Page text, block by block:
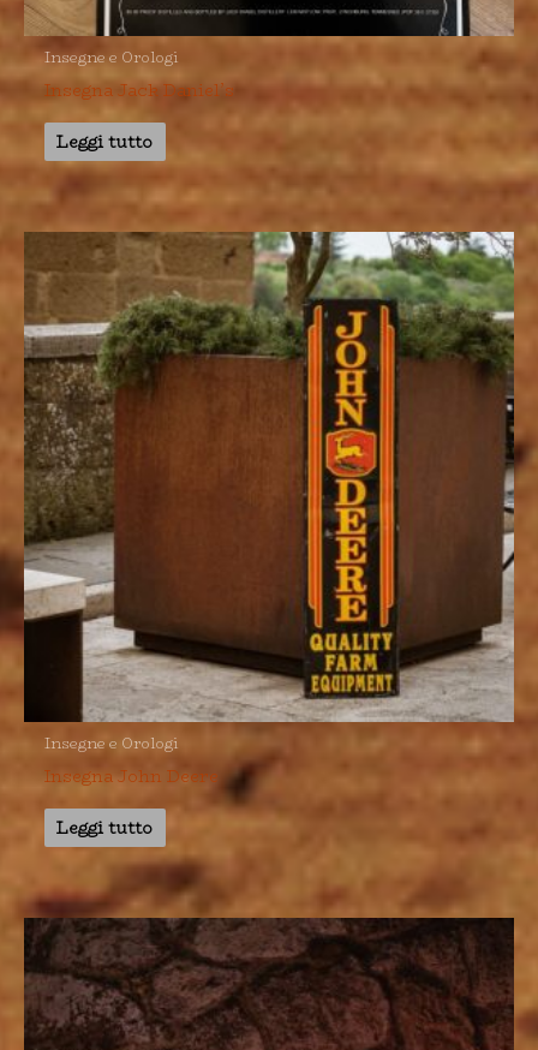
Insegne e Orologi
Insegna Jack Daniel’s
Leggi tutto
Insegne e Orologi
Insegna John Deere
Leggi tutto